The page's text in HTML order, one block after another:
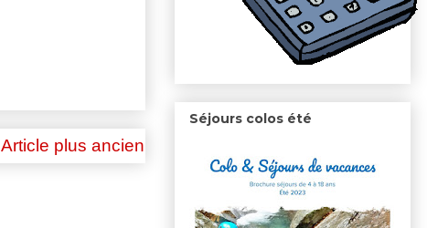
Article plus ancien
Séjours colos été